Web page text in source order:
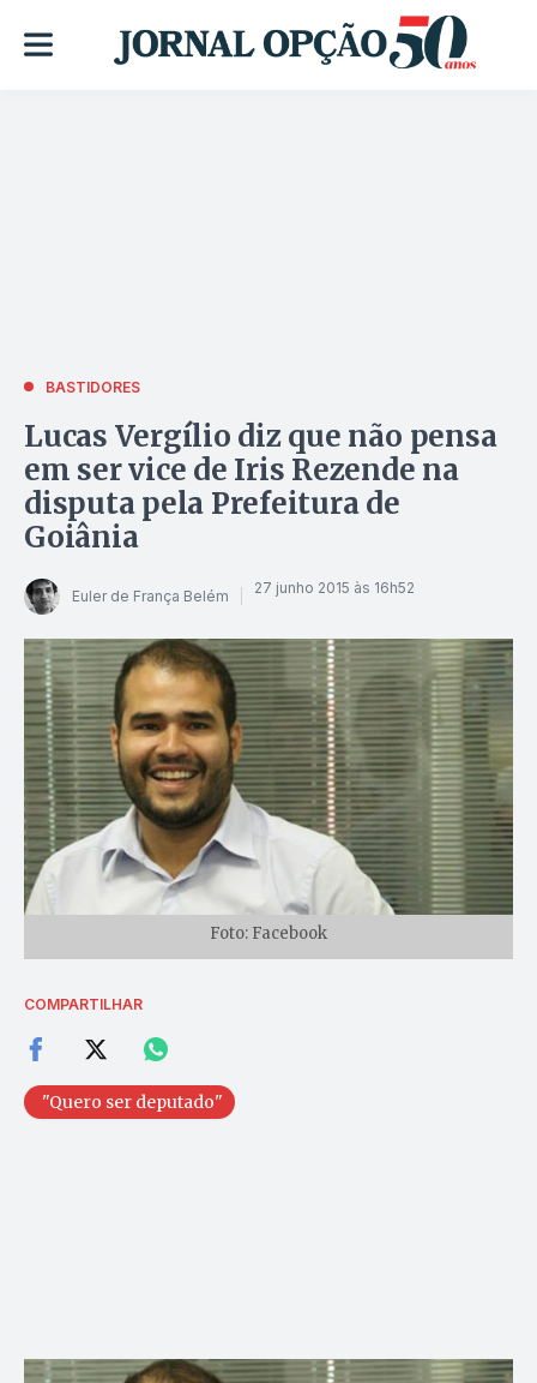
BASTIDORES
Lucas Vergílio diz que não pensa
em ser vice de Iris Rezende na
disputa pela Prefeitura de
Goiânia
Euler de França Belém 27 junho 2015 às 16h52
Foto: Facebook
COMPARTILHAR
"Quero ser deputado"